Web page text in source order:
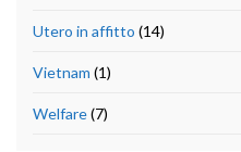
Utero in affitto (14)
Vietnam (1)
Welfare(7)